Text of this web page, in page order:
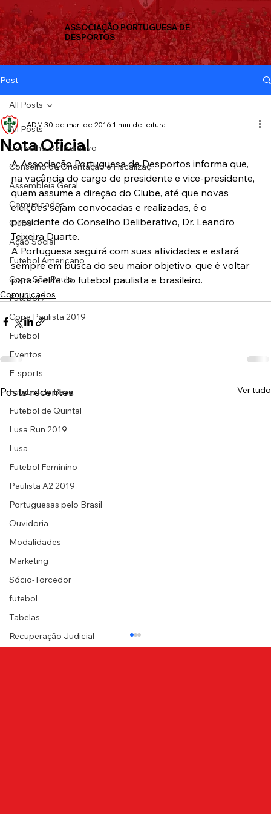
ASSOCIAÇÃO PORTUGUESA DE
DESPORTOS
Post
All Posts
Conselho Deliberativo
Conselho de Orientação e Fiscalizaç
Assembleia Geral
Comunicados
Clube
Ação Social
Futebol Americano
Copa São Paulo
Futebol 7
Copa Paulista 2019
Futebol
Eventos
E-sports
Futebol de Base
Futebol de Quintal
Lusa Run 2019
Lusa
Futebol Feminino
Paulista A2 2019
Portuguesas pelo Brasil
Ouvidoria
Modalidades
Marketing
Sócio-Torcedor
futebol
Tabelas
Recuperação Judicial
All Posts
Nota Oficial
ADM 30 de mar. de 2016 1 min de leitura
A Associação Portuguesa de Desportos informa que,
na vacância do cargo de presidente e vice-presidente,
quem assume a direção do Clube, até que novas
eleições sejam convocadas e realizadas, é o
presidente do Conselho Deliberativo, Dr. Leandro
Teixeira Duarte.
A Portuguesa seguirá com suas atividades e estará
sempre em busca do seu maior objetivo, que é voltar
para a elite do futebol paulista e brasileiro.
Comunicados
Posts recentes Ver tudo